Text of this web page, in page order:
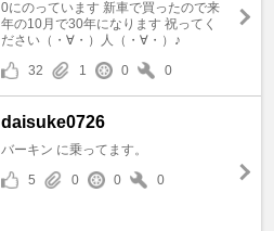
0にのっています 新車で買ったので来
年の10月で30年になります 祝ってく
ださい（・∀・）人（・∀・）♪
32
1 0 0
daisuke0726
バーキン に乗ってます。
5
0 0 0